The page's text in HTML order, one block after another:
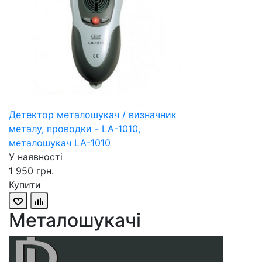
Детектор металошукач / визначник
металу, проводки - LA-1010,
металошукач LA-1010
У наявності
1 950 грн.
Купити
Металошукачі